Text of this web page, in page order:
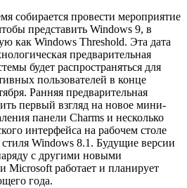
собирается провести мероприятие
представить Windows 9, в
как Windows Threshold. Эта дата
предварительная
будет распространяться для
пользователей в конце
Ранняя предварительная
первый взгляд на новое мини-
панели Charms и несколько
интерфейса на рабочем столе
Windows 8.1. Будущие версии
с другими новыми
работает и планирует
года.